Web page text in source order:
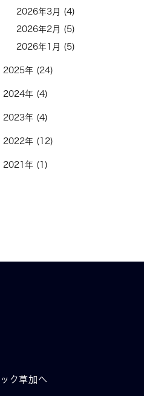
2026年3月 (4)
2026年2月 (5)
2026年1月 (5)
2025年 (24)
2024年 (4)
2023年 (4)
2022年 (12)
2021年 (1)
ク草加へ